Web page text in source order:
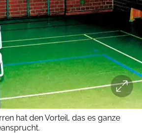
hat den Vorteil, das es ganze